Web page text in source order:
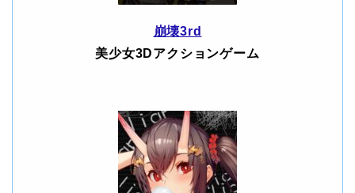
崩壊3rd
美少女3Dアクションゲーム